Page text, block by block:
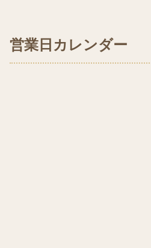
営業日カレンダー